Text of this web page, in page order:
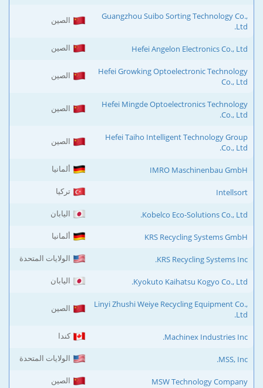
Guangzhou Suibo Sorting Technology Co.,
Ltd.
الصين
Hefei Angelon Electronics Co., Ltd الصين
Hefei Growking Optoelectronic Technology
Co., Ltd
الصين
Hefei Mingde Optoelectronics Technology
Co., Ltd.
الصين
Hefei Taiho Intelligent Technology Group
Co., Ltd.
الصين
IMRO Maschinenbau GmbH ألمانيا
Intellsort تركيا
Kobelco Eco-Solutions Co., Ltd. اليابان
KRS Recycling Systems GmbH ألمانيا
KRS Recycling Systems Inc. الولايات المتحدة
Kyokuto Kaihatsu Kogyo Co., Ltd. اليابان
Linyi Zhushi Weiye Recycling Equipment Co.,
Ltd.
الصين
Machinex Industries Inc. كندا
MSS, Inc. الولايات المتحدة
MSW Technology Company الصين